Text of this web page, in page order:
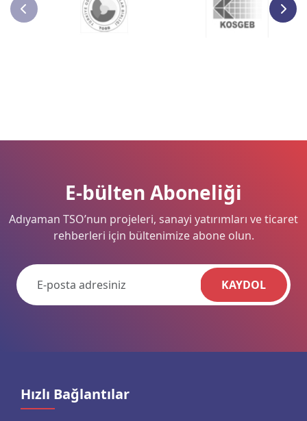
E-bülten Aboneliği
Adıyaman TSO’nun projeleri, sanayi yatırımları ve ticaret
rehberleri için bültenimize abone olun.
KAYDOL
Hızlı Bağlantılar